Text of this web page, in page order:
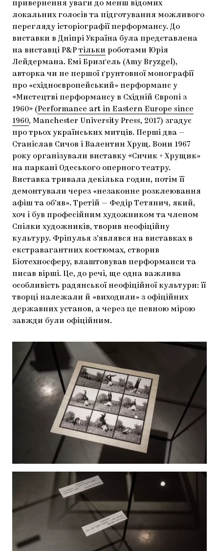
привернення уваги до менш відомих
локальних голосів та підготування можливого
перегляду історіографії перформансу. До
виставки в Дніпрі Україна була представлена
на виставці P&P тільки роботами Юрія
Лейдермана. Емі Бризґель (Amy Bryzgel),
авторка чи не першої ґрунтовної монографії
про «східноєвропейський» перформанс у
«Мистецтві перформансу в Східній Європі з
1960» (Performance art in Eastern Europe since
1960, Manchester University Press, 2017) згадує
про трьох українських митців. Перші два —
Станіслав Сичов і Валентин Хрущ. Вони 1967
року організували виставку «Сичик + Хрущик»
на паркані Одеського оперного театру.
Виставка тривала декілька годин, потім її
демонтували через «незаконне розклеювання
афіш та об’яв». Третій — Федір Тетянич, який,
хоч і був професійним художником та членом
Спілки художників, творив неофіційну
культуру. Фріпулья з’являвся на виставках в
екстравагантних костюмах, створив
Біотехносферу, влаштовував перформанси та
писав вірші. Це, до речі, ще одна важлива
особливість радянської неофіційної культури: її
творці належали й «виходили» з офіційних
державних установ, а через це певною мірою
завжди були офіційним.